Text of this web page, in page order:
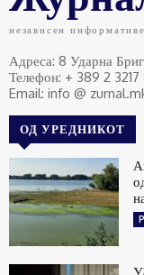
независен
Адреса: 8 Ударна
Телефон: + 389 2 3217
Email: info @
ОД УРЕДНИКОТ